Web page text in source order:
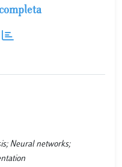
Neural networks;